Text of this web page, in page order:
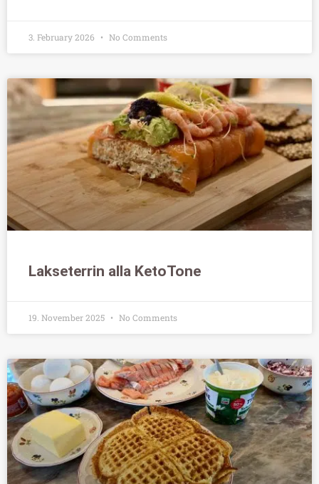
3. February 2026 No Comments
Lakseterrin alla KetoTone
19. November 2025 No Comments